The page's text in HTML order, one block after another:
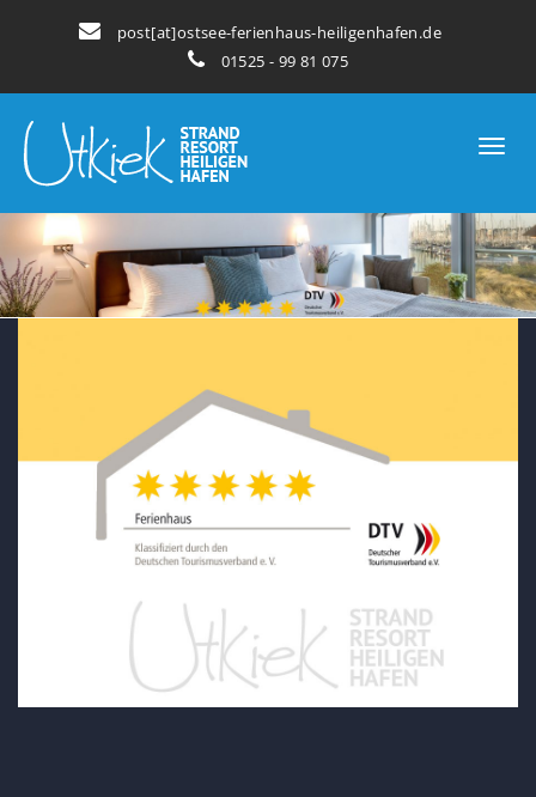
post[at]ostsee-ferienhaus-heiligenhafen.de
01525 - 99 81 075